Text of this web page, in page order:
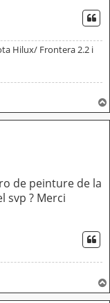
Hilux/ Frontera 2.2 i
de peinture de la
svp ? Merci